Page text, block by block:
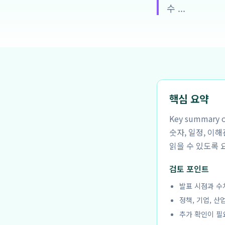
수 ...
핵심 요약
Key summary
숫자, 일정, 이
읽을 수 있도록
검토 포인트
발표 시점과
정책, 기업, 산
추가 확인이